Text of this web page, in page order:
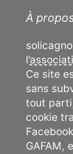
À
l’
Ce site
sans
tout
cookie
GAFAM,